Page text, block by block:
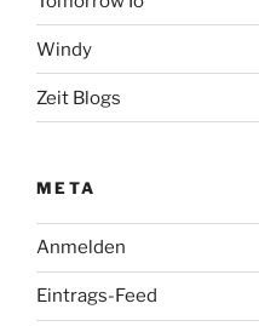
Windy
Zeit Blogs
META
Anmelden
Eintrags-Feed